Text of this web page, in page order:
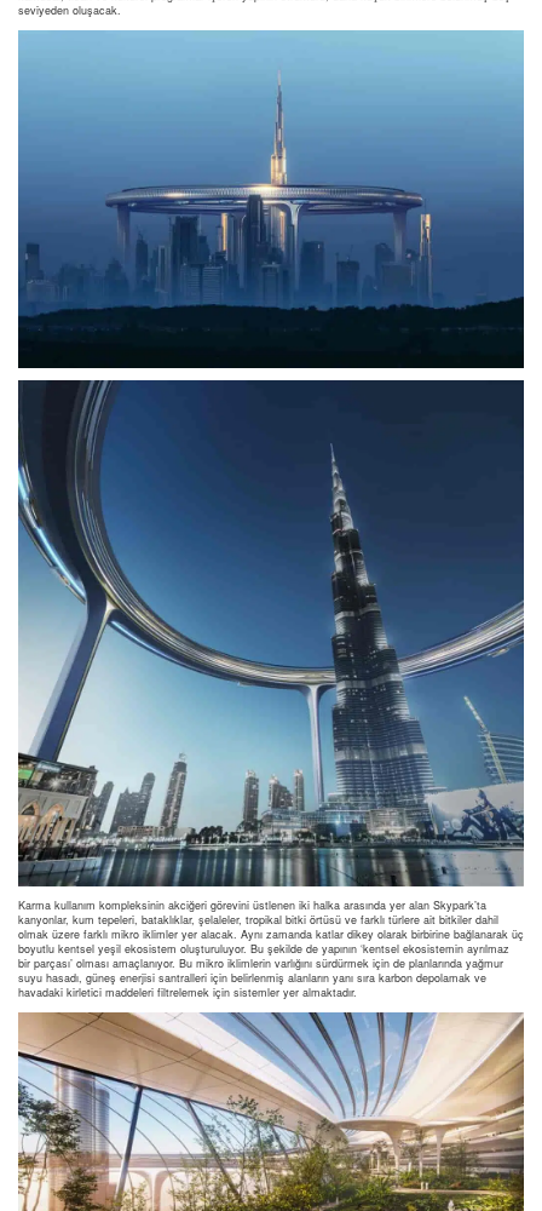
seviyeden oluşacak.
Karma kullanım kompleksinin akciğeri görevini üstlenen iki halka arasında yer alan Skypark’ta
kanyonlar, kum tepeleri, bataklıklar, şelaleler, tropikal bitki örtüsü ve farklı türlere ait bitkiler dahil
olmak üzere farklı mikro iklimler yer alacak. Aynı zamanda katlar dikey olarak birbirine bağlanarak üç
boyutlu kentsel yeşil ekosistem oluşturuluyor. Bu şekilde de yapının ‘kentsel ekosistemin ayrılmaz
bir parçası’ olması amaçlanıyor. Bu mikro iklimlerin varlığını sürdürmek için de planlarında yağmur
suyu hasadı, güneş enerjisi santralleri için belirlenmiş alanların yanı sıra karbon depolamak ve
havadaki kirletici maddeleri filtrelemek için sistemler yer almaktadır.